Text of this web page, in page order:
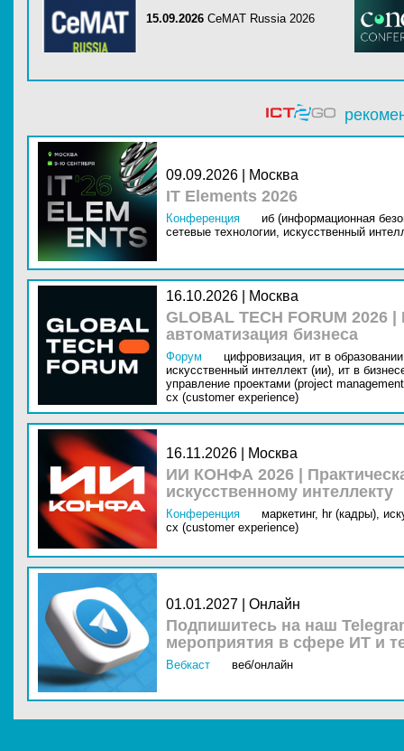
15.09.2026 CeMAT Russia 2026
09.09.2026 | Москва
IT Elements 2026
Конференция
иб (информационная
сетевые технологии, искусственный
16.10.2026 | Москва
GLOBAL TECH FORUM
автоматизация бизнеса
Форум цифровизация, ит в
искусственный интеллект (ии), ит в
управление проектами (project
cx (customer experience)
16.11.2026 | Москва
ИИ КОНФА 2026 |
искусственному интеллекту
Конференция маркетинг, hr (кадры),
cx (customer experience)
01.01.2027 | Онлайн
Подпишитесь на наш
мероприятия в сфере ИТ и
Вебкаст веб/онлайн